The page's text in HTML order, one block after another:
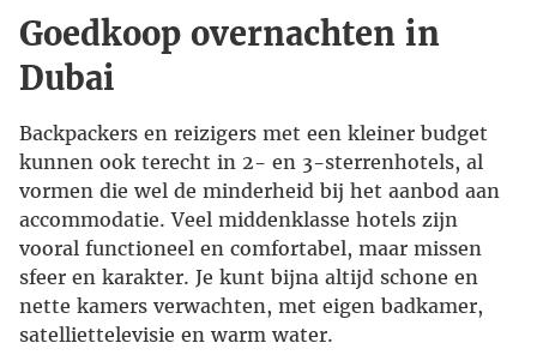
Goedkoop overnachten in
Dubai
Backpackers en reizigers met een kleiner budget
kunnen ook terecht in 2- en 3-sterrenhotels, al
vormen die wel de minderheid bij het aanbod aan
accommodatie. Veel middenklasse hotels zijn
vooral functioneel en comfortabel, maar missen
sfeer en karakter. Je kunt bijna altijd schone en
nette kamers verwachten, met eigen badkamer,
satelliettelevisie en warm water.